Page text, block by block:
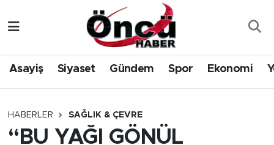
Asayiş Siyaset Gündem Spor Ekonomi
HABERLER SAĞLIK & ÇEVRE
“BU YAĞI GÖNÜL
Gündem
Sağlık & Çevre
Spor
Düzce Nöbetçi Eczaneler
Düzce Hava Durumu
Düzce Namaz Vakitleri
Düzce Trafik Yoğunluk Haritası